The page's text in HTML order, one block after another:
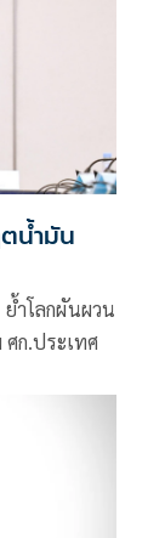
นํ้ามัน
ำโลกผันผวน
ศก.ประเทศ